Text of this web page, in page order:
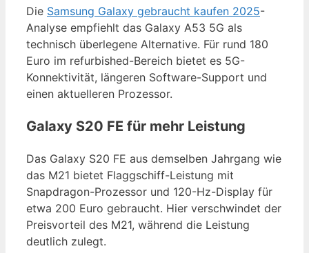
Die Samsung Galaxy gebraucht kaufen 2025-
Analyse empfiehlt das Galaxy A53 5G als
technisch überlegene Alternative. Für rund 180
Euro im refurbished-Bereich bietet es 5G-
Konnektivität, längeren Software-Support und
einen aktuelleren Prozessor.
Galaxy S20 FE für mehr Leistung
Das Galaxy S20 FE aus demselben Jahrgang wie
das M21 bietet Flaggschiff-Leistung mit
Snapdragon-Prozessor und 120-Hz-Display für
etwa 200 Euro gebraucht. Hier verschwindet der
Preisvorteil des M21, während die Leistung
deutlich zulegt.